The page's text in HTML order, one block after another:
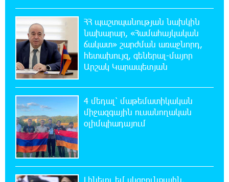
11:43:15 6-08-2026
Հայաստանը կարիք ունի Ավետիք
Չալաբյանի նման խելացի, աշխատասեր և
զարգացած մարդու. Արմեն Մանվելյան
11:39:05 6-08-2026
11:34:10 6-08-2026
ՊԱՏՄՈՒԹՅԱՆ ԱՅՍ ՕՐԸ (6 օգոստոսի).
Ազդարարվել է Հյուսիս-Հարավ
ավտոմայրուղու շինարարության մեկնարկը. «Փաստ»
ՀՀ պաշտպանության նախկին
նախարար, «Համահայկական
ճակատ» շարժման առաջնորդ,
հետախույզ, գեներալ-մայոր
Արշակ Կարապետյան
4 մեդալ՝ մաթեմատիկական
միջազգային ուսանողական
օլիմպիադայում
Լինելու եմ սկզբունքային,